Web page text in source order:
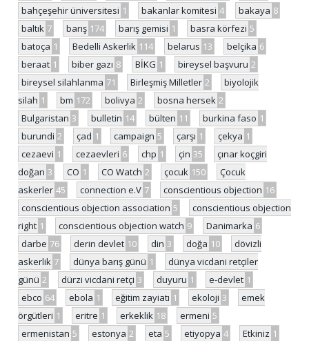
bahçeşehir üniversitesi 1 bakanlar komitesi 4 bakaya 8
baltık 7 barış 174 barış gemisi 1 basra körfezi 5
batoça 1 Bedelli Askerlik 114 belarus 13 belçika 6
beraat 1 biber gazı 8 BİKG 1 bireysel başvuru 2
bireysel silahlanma 71 Birleşmiş Milletler 2
biyolojik
silah 1 bm 172 bolivya 2 bosna hersek 2
Bulgaristan 3 bulletin 14 bülten 11 burkina faso 1
burundi 2 çad 1 campaign 5 çarşı 1 çekya 1
cezaevi 1 cezaevleri 6 chp 1 çin 35
çınar koçgiri
doğan 3 CO 1 CO Watch 2 çocuk 150
Çocuk
askerler 45 connection e.V 7 conscientious objection 16
conscientious objection association 5
conscientious objection
right 1 conscientious objection watch 9 Danimarka 6
darbe 76 derin devlet 10 din 3 doğa 10
dövizli
askerlik 7 dünya barış günü 1
dünya vicdani retçiler
günü 2 dürzi vicdani retçi 3 duyuru 1 e-devlet 1
ebco 64 ebola 1 eğitim zayiatı 1 ekoloji 3
emek
örgütleri 1 eritre 1 erkeklik 18 ermeni 5
ermenistan 5 estonya 2 eta 5 etiyopya 4 Etkiniz 1